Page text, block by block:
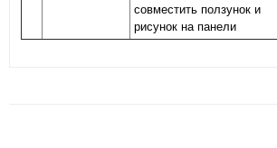
совместить ползунок и
рисунок на панели